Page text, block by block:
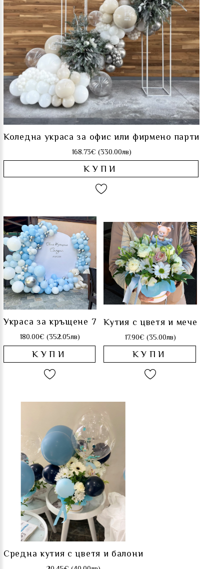
Коледна украса за офис или фирмено парти
168.73€ (330.00лв)
КУПИ
Украса за кръщене 7
180.00€ (352.05лв)
КУПИ
Кутия с цветя и мече
17.90€ (35.00лв)
КУПИ
Средна кутия с цветя и балони